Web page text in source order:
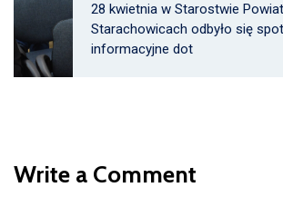
28 kwietnia w Starostwie
Starachowicach odbyło się
informacyjne dot
Write a Comment